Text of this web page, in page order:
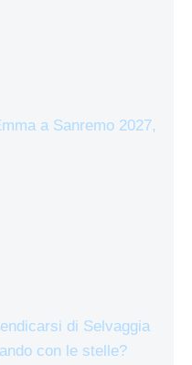
a Sanremo 2027,
di Selvaggia
con le stelle?